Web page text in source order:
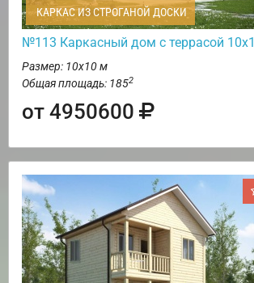
КАРКАС ИЗ СТРОГАНОЙ ДОСКИ
№113 Каркасный дом с террасой
Размер: 10х10 м
Общая площадь: 1852
от 4950600